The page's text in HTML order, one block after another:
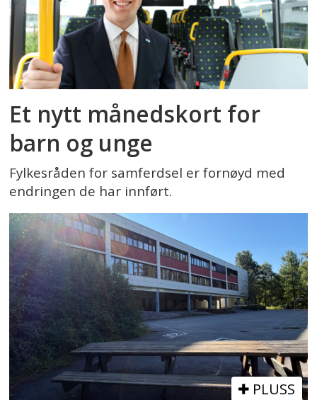
Et nytt månedskort for
barn og unge
Fylkesråden for samferdsel er fornøyd med
endringen de har innført.
PLUSS